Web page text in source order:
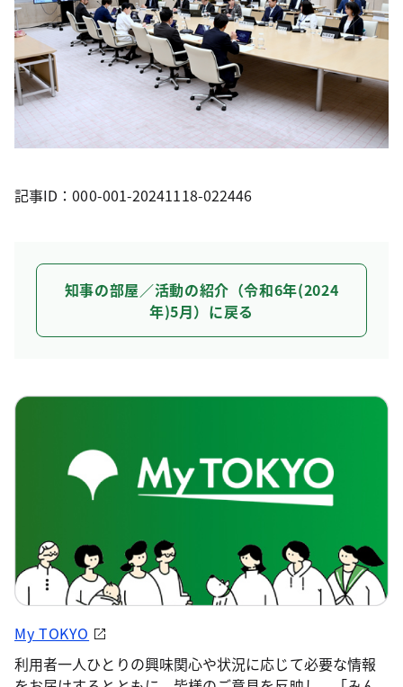
記事ID：000-001-20241118-022446
知事の部屋／活動の紹介（令和6年(2024
年)5月）に戻る
My TOKYO
利用者一人ひとりの興味関心や状況に応じて必要な情報